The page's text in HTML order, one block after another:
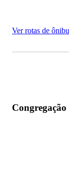
Ver rotas de